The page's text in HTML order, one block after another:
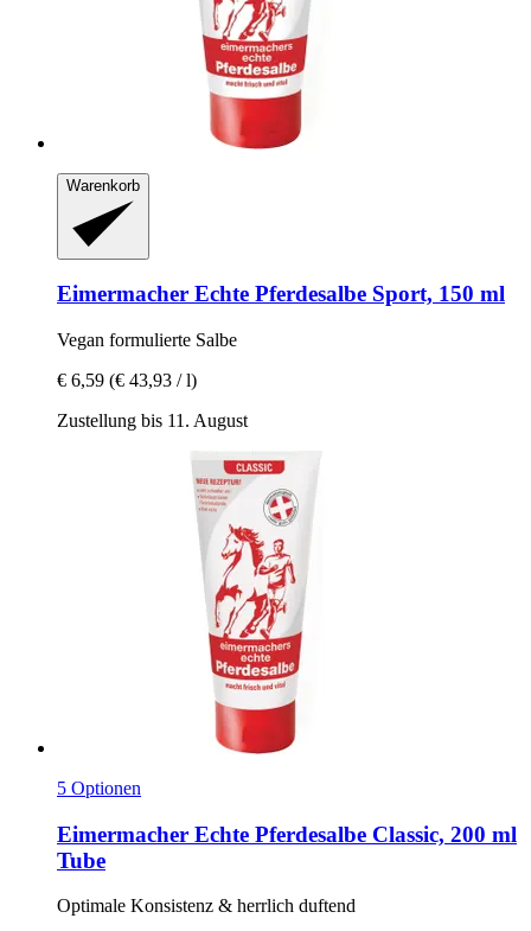
Warenkorb
Eimermacher Echte Pferdesalbe Sport, 150 ml
Vegan formulierte Salbe
€ 6,59 (€ 43,93 / l)
Zustellung bis 11. August
5 Optionen
Eimermacher Echte Pferdesalbe Classic, 200 ml
Tube
Optimale Konsistenz & herrlich duftend